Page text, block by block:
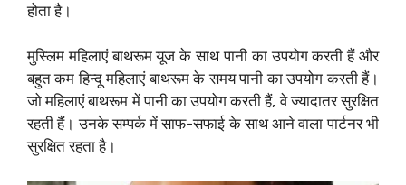
होता है।
मुस्लिम महिलाएं बाथरूम यूज के साथ पानी का उपयोग करती हैं और
बहुत कम हिन्दू महिलाएं बाथरूम के समय पानी का उपयोग करती हैं।
जो महिलाएं बाथरूम में पानी का उपयोग करती हैं, वे ज्यादातर सुरक्षित
रहती हैं। उनके सम्पर्क में साफ-सफाई के साथ आने वाला पार्टनर भी
सुरक्षित रहता है।